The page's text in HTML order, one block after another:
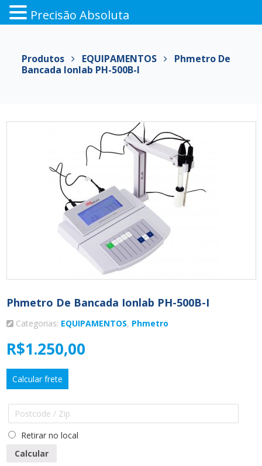
conteúdo
Produtos EQUIPAMENTOS
Phmetro De
Bancada Ionlab PH-500B-I
Phmetro De Bancada Ionlab PH-500B-I
Categorias: EQUIPAMENTOS, Phmetro
R$1.250,00
Calcular frete
Retirar no local
Calcular
Precisão Absoluta